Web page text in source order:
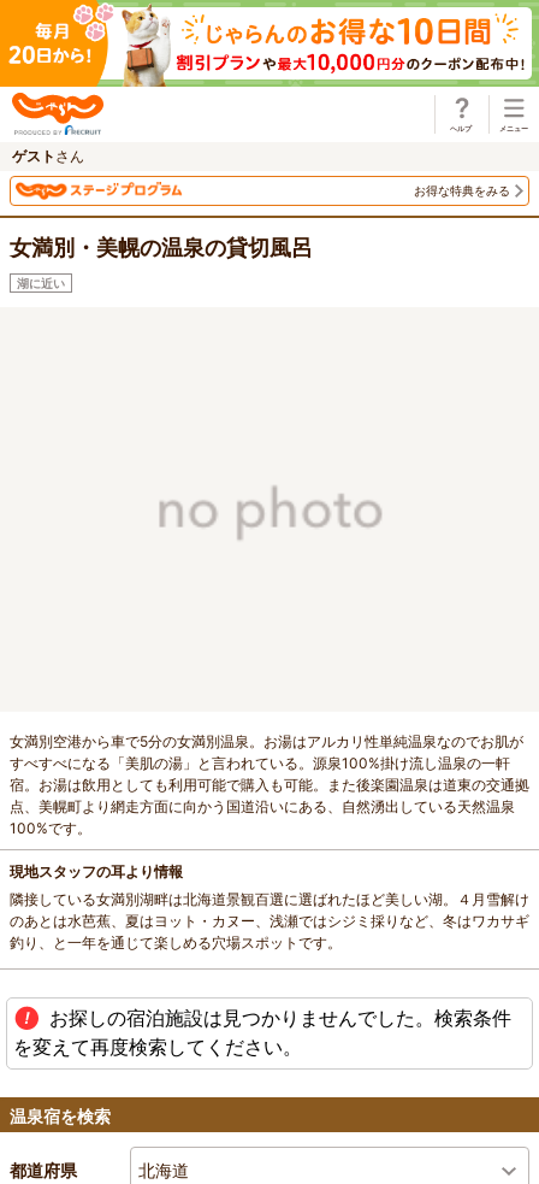
ゲスト さん
お得な特典をみる
女満別・美幌の温泉の貸切風呂
湖に近い
女満別空港から車で5分の女満別温泉。お湯はアルカリ性単純温泉なのでお肌が
すべすべになる「美肌の湯」と言われている。源泉100%掛け流し温泉の一軒
宿。お湯は飲用としても利用可能で購入も可能。また後楽園温泉は道東の交通拠
点、美幌町より網走方面に向かう国道沿いにある、自然湧出している天然温泉
100%です。
現地スタッフの耳より情報
隣接している女満別湖畔は北海道景観百選に選ばれたほど美しい湖。４月雪解け
のあとは水芭蕉、夏はヨット・カヌー、浅瀬ではシジミ採りなど、冬はワカサギ
釣り、と一年を通じて楽しめる穴場スポットです。
お探しの宿泊施設は見つかりませんでした。検索条件
を変えて再度検索してください。
温泉宿を検索
都道府県 北海道